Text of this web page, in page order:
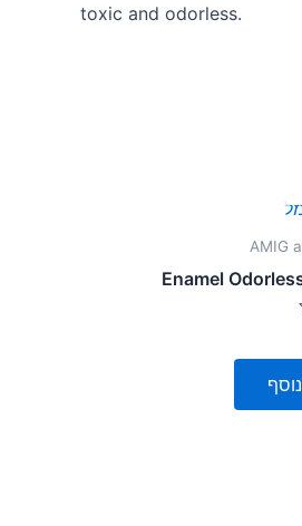
toxic and odorless.
AMIG
Enamel